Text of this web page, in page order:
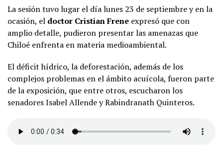
La sesión tuvo lugar el día lunes 23 de septiembre y en la
ocasión, el doctor Cristian Frene expresó que con
amplio detalle, pudieron presentar las amenazas que
Chiloé enfrenta en materia medioambiental.
El déficit hídrico, la deforestación, además de los
complejos problemas en el ámbito acuícola, fueron parte
de la exposición, que entre otros, escucharon los
senadores Isabel Allende y Rabindranath Quinteros.